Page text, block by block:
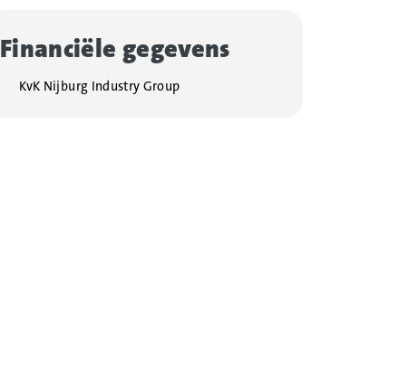
Financiële gegevens
KvK Nijburg Industry Group